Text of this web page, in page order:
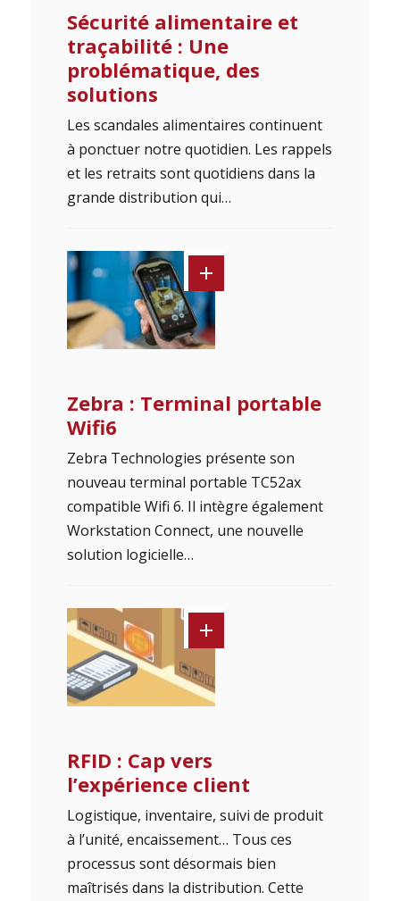
Sécurité alimentaire et
traçabilité : Une
problématique, des
solutions
Les scandales alimentaires continuent
à ponctuer notre quotidien. Les rappels
et les retraits sont quotidiens dans la
grande distribution qui…
Zebra : Terminal portable
Wifi6
Zebra Technologies présente son
nouveau terminal portable TC52ax
compatible Wifi 6. Il intègre également
Workstation Connect, une nouvelle
solution logicielle…
RFID : Cap vers
l’expérience client
Logistique, inventaire, suivi de produit
à l’unité, encaissement… Tous ces
processus sont désormais bien
maîtrisés dans la distribution. Cette